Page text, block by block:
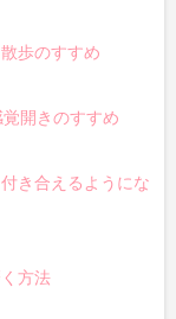
歩のすすめ
開きのすすめ
き合えるようにな
方法